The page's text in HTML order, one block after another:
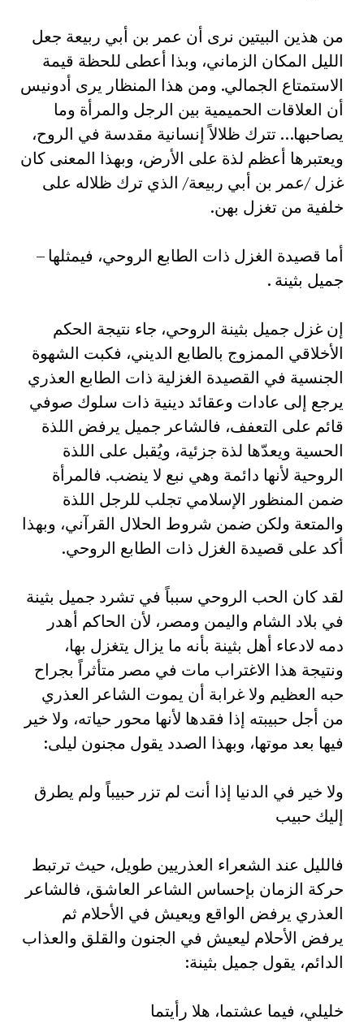
من هذين البيتين نرى أن عمر بن أبي ربيعة جعل
الليل المكان الزماني، وبذا أعطى للحظة قيمة
الاستمتاع الجمالي. ومن هذا المنظار يرى أدونيس
أن العلاقات الحميمية بين الرجل والمرأة وما
يصاحبها… تترك ظلالاً إنسانية مقدسة في الروح،
ويعتبرها أعظم لذة على الأرض، وبهذا المعنى كان
غزل /عمر بن أبي ربيعة/ الذي ترك ظلاله على
خلفية من تغزل بهن.‏
أما قصيدة الغزل ذات الطابع الروحي، فيمثلها –
جميل بثينة .‏
إن غزل جميل بثينة الروحي، جاء نتيجة الحكم
الأخلاقي الممزوج بالطابع الديني، فكبت الشهوة
الجنسية في القصيدة الغزلية ذات الطابع العذري
يرجع إلى عادات وعقائد دينية ذات سلوك صوفي
قائم على التعفف، فالشاعر جميل يرفض اللذة
الحسية ويعدّها لذة جزئية، ويُقبل على اللذة
الروحية لأنها دائمة وهي نبع لا ينضب. فالمرأة
ضمن المنظور الإسلامي تجلب للرجل اللذة
والمتعة ولكن ضمن شروط الحلال القرآني، وبهذا
أكد على قصيدة الغزل ذات الطابع الروحي.‏
لقد كان الحب الروحي سبباً في تشرد جميل بثينة
في بلاد الشام واليمن ومصر، لأن الحاكم أهدر
دمه لادعاء أهل بثينة بأنه ما يزال يتغزل بها،
ونتيجة هذا الاغتراب مات في مصر متأثراً بجراح
حبه العظيم ولا غرابة أن يموت الشاعر العذري
من أجل حبيبته إذا فقدها لأنها محور حياته، ولا خير
فيها بعد موتها، وبهذا الصدد يقول مجنون ليلى:‏
ولا خير في الدنيا إذا أنت لم تزر حبيباً ولم يطرق
إليك حبيب‏
فالليل عند الشعراء العذريين طويل، حيث ترتبط
حركة الزمان بإحساس الشاعر العاشق، فالشاعر
العذري يرفض الواقع ويعيش في الأحلام ثم
يرفض الأحلام ليعيش في الجنون والقلق والعذاب
الدائم، يقول جميل بثينة:‏
خليلي، فيما عشتما، هلا رأيتما‏